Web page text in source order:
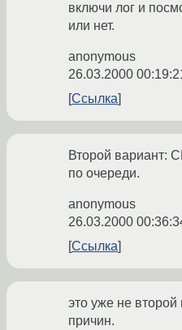
включи лог и
или нет.
anonymous
26.03.2000
Ссылка
Второй вариант:
по очереди.
anonymous
26.03.2000
Ссылка
это уже не второй
причин.